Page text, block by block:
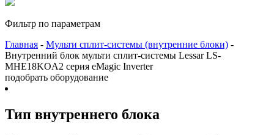
Фильтр по параметрам
Главная - Мульти сплит-системы (внутренние блоки) -
Внутренний блок мульти сплит-системы Lessar LS-
MHE18KOA2 серия eMagic Inverter
подобрать оборудование
Тип внутреннего блока